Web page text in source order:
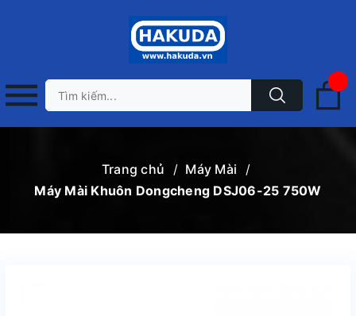
Trang chủ / Máy Mài
/
Máy Mài Khuôn Dongcheng DSJ06-25 750W